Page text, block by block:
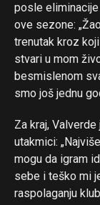
posle
ove sezone:
trenutak kroz
stvari u mom
besmislenom
smo još jednu
Za kraj,
utakmici:
mogu da igram
sebe i teško mi
raspolaganju